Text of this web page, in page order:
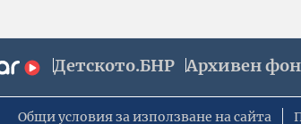
Детското.БНР Архивен
Общи условия за използване на сайта